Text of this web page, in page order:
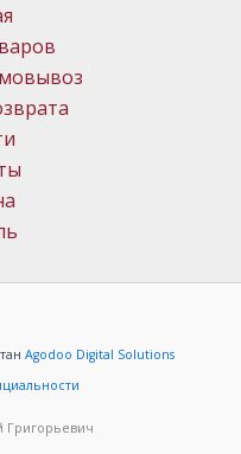
Agodoo Digital Solutions
Григорьевич